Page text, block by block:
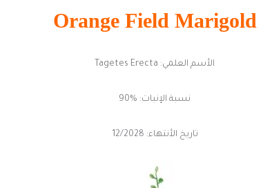
Orange Field Marigold
الأسم العلمي: Tagetes Erecta
نسبة الإنبات: %90
تاريخ الأنتهاء: 12/2028